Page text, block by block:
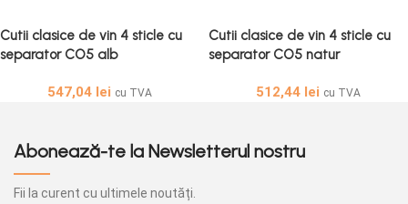
Cutii clasice de vin 4 sticle cu
separator CO5 alb
Vin Cu Separator
547,04 lei cu TVA
Cutii clasice de vin 4 sticle cu
separator CO5 natur
Vin Cu Separator
512,44 lei cu TVA
Abonează-te la Newsletterul nostru
Fii la curent cu ultimele noutăți.